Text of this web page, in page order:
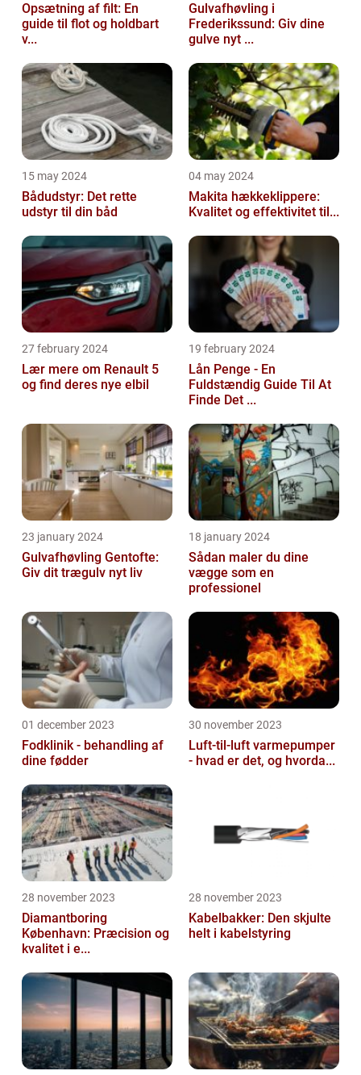
Opsætning af filt: En
guide til flot og holdbart
v...
Gulvafhøvling i
Frederikssund: Giv dine
gulve nyt ...
15 may 2024
Bådudstyr: Det rette
udstyr til din båd
04 may 2024
Makita hækkeklippere:
Kvalitet og effektivitet til...
27 february 2024
Lær mere om Renault 5
og find deres nye elbil
19 february 2024
Lån Penge - En
Fuldstændig Guide Til At
Finde Det ...
23 january 2024
Gulvafhøvling Gentofte:
Giv dit trægulv nyt liv
18 january 2024
Sådan maler du dine
vægge som en
professionel
01 december 2023
Fodklinik - behandling af
dine fødder
30 november 2023
Luft-til-luft varmepumper
- hvad er det, og hvorda...
28 november 2023
Diamantboring
København: Præcision og
kvalitet i e...
28 november 2023
Kabelbakker: Den skjulte
helt i kabelstyring